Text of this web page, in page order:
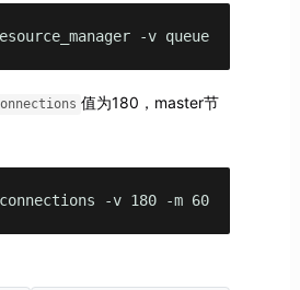
-v queue
值为180，master节
-v 180 -m 60